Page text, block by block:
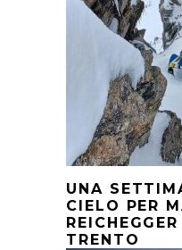
UNA
CIELO PER
TRENTO